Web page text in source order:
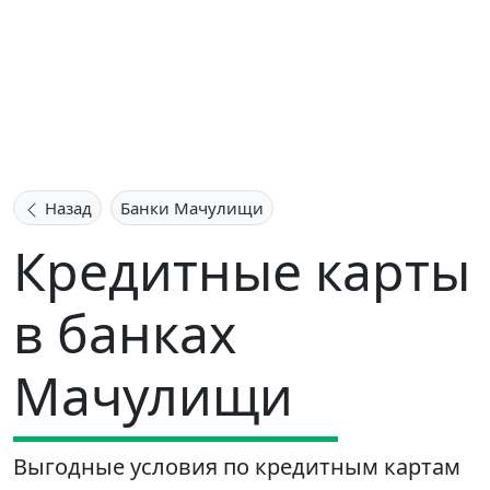
Назад Банки Мачулищи
Кредитные карты
в банках
Мачулищи
Выгодные условия по кредитным картам